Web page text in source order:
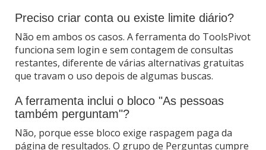
Preciso criar conta ou existe limite diário?
Não em ambos os casos. A ferramenta do ToolsPivot
funciona sem login e sem contagem de consultas
restantes, diferente de várias alternativas gratuitas
que travam o uso depois de algumas buscas.
A ferramenta inclui o bloco "As pessoas
também perguntam"?
Não, porque esse bloco exige raspagem paga da
página de resultados. O grupo de Perguntas cumpre